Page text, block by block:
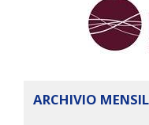
ARCHIVIO